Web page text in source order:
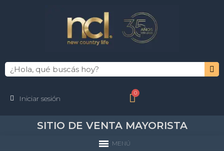
Iniciar sesión
SITIO DE VENTA MAYORISTA
MENÚ